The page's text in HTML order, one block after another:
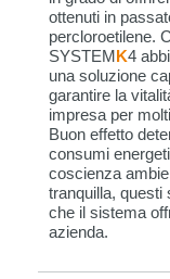
ottenuti in
percloroetilene.
SYSTEMK4
una soluzione
garantire la
impresa per
Buon effetto
consumi
coscienza
tranquilla, questi
che il sistema
azienda.